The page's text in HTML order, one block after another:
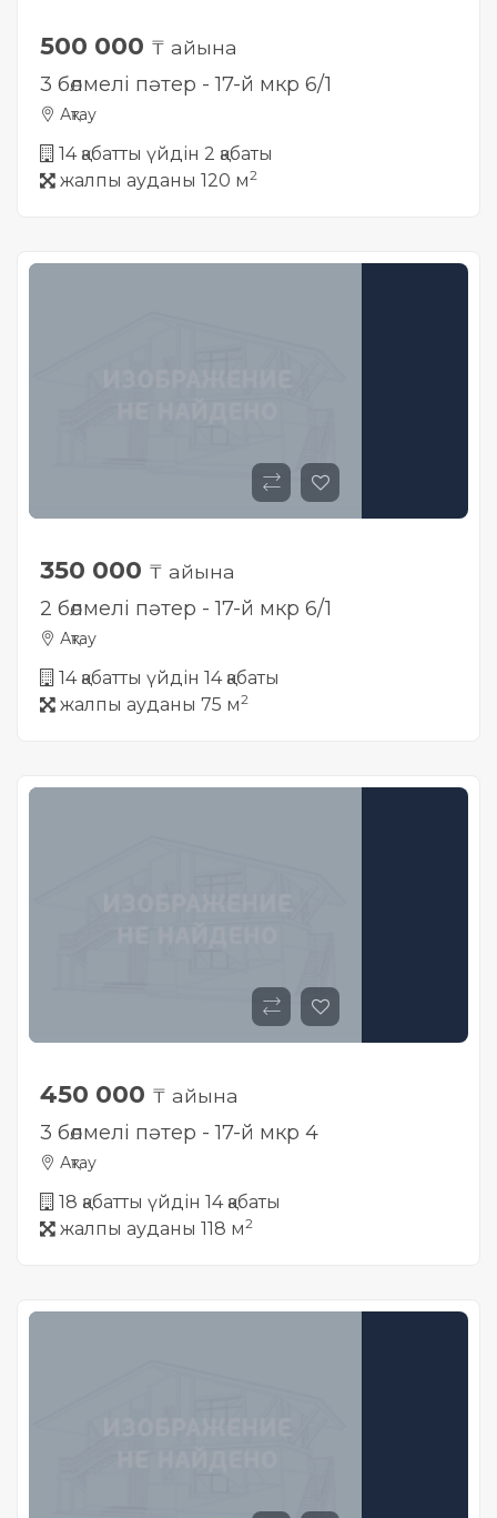
500 000 ₸ айына
3 бөлмелі пәтер - 17-й мкр 6/1
Ақтау
14 қабатты үйдін 2 қабаты
жалпы ауданы 120 м2
350 000 ₸ айына
2 бөлмелі пәтер - 17-й мкр 6/1
Ақтау
14 қабатты үйдін 14 қабаты
жалпы ауданы 75 м2
450 000 ₸ айына
3 бөлмелі пәтер - 17-й мкр 4
Ақтау
18 қабатты үйдін 14 қабаты
жалпы ауданы 118 м2